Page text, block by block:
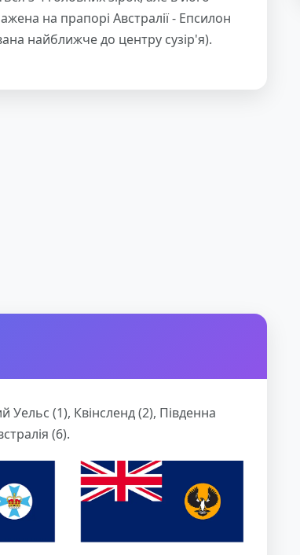
на прапорі Австралії - Епсилон
найближче до центру сузір'я).
Уельс (1), Квінсленд (2), Південна
(6).